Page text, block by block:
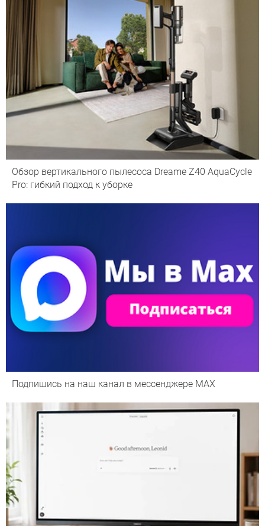
Обзор вертикального пылесоса Dreame Z40 AquaCycle
Pro: гибкий подход к уборке
Подпишись на наш канал в мессенджере МАХ